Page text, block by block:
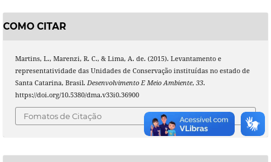
COMO CITAR
Martins, L., Marenzi, R. C., & Lima, A. de. (2015). Levantamento e
representatividade das Unidades de Conservação instituídas no estado de
Santa Catarina, Brasil. Desenvolvimento E Meio Ambiente, 33.
https://doi.org/10.5380/dma.v33i0.36900
Fomatos de Citação